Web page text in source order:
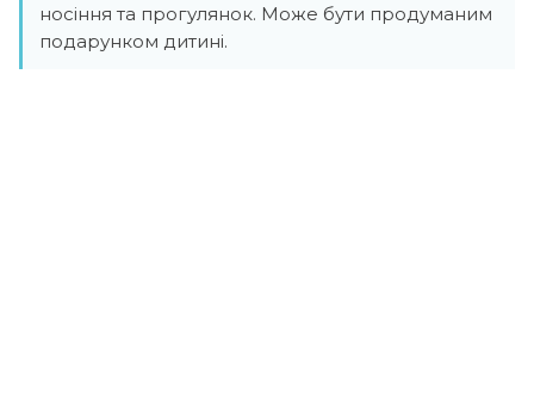
носіння та прогулянок. Може бути продуманим
подарунком дитині.